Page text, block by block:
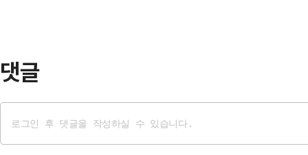
댓글